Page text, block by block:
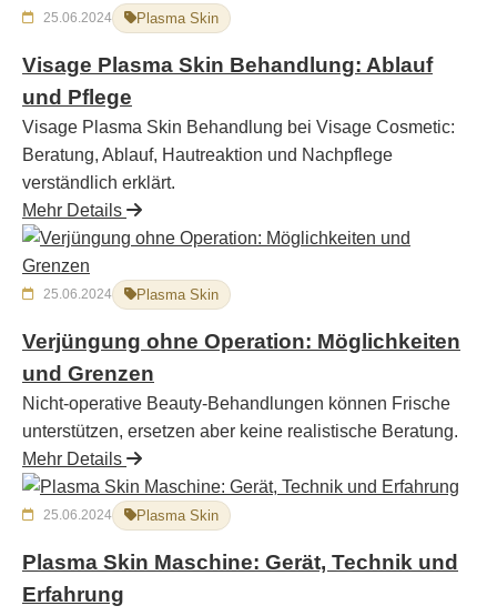
25.06.2024 Plasma Skin
Visage Plasma Skin Behandlung: Ablauf
und Pflege
Visage Plasma Skin Behandlung bei Visage Cosmetic:
Beratung, Ablauf, Hautreaktion und Nachpflege
verständlich erklärt.
Mehr Details
25.06.2024 Plasma Skin
Verjüngung ohne Operation: Möglichkeiten
und Grenzen
Nicht-operative Beauty-Behandlungen können Frische
unterstützen, ersetzen aber keine realistische Beratung.
Mehr Details
25.06.2024 Plasma Skin
Plasma Skin Maschine: Gerät, Technik und
Erfahrung